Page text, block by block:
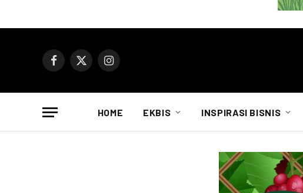
Facebook
X
Instagram
HOME EKBIS INSPIRASI BISNIS